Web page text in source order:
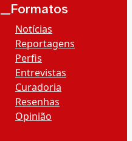
__Formatos
Notícias
Reportagens
Perfis
Entrevistas
Curadoria
Resenhas
Opinião